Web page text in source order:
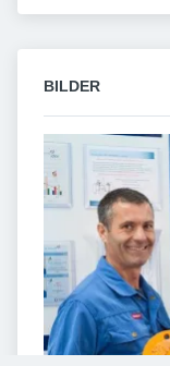
BILDER